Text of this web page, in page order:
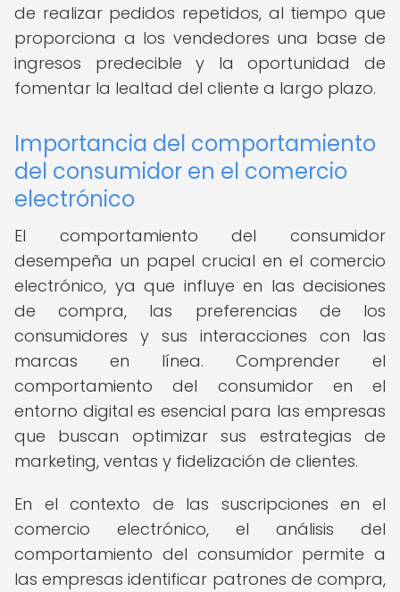
de realizar pedidos repetidos, al tiempo que
proporciona a los vendedores una base de
ingresos predecible y la oportunidad de
fomentar la lealtad del cliente a largo plazo.
Importancia del comportamiento
del consumidor en el comercio
electrónico
El comportamiento del consumidor
desempeña un papel crucial en el comercio
electrónico, ya que influye en las decisiones
de compra, las preferencias de los
consumidores y sus interacciones con las
marcas en línea. Comprender el
comportamiento del consumidor en el
entorno digital es esencial para las empresas
que buscan optimizar sus estrategias de
marketing, ventas y fidelización de clientes.
En el contexto de las suscripciones en el
comercio electrónico, el análisis del
comportamiento del consumidor permite a
las empresas identificar patrones de compra,